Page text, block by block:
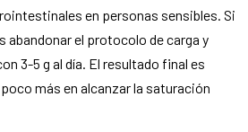
en personas sensibles. Si
abandonar el protocolo de carga y
3-5 g al día. El resultado final es
más en alcanzar la saturación